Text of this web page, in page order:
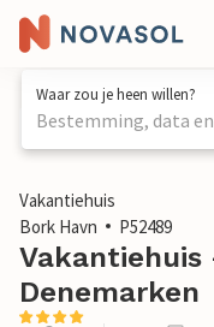
Waar zou je heen willen?
Bestemming, data
1 / 19
Vakantiehuis
Bork Havn
P52489
Vakantiehuis
Denemarken